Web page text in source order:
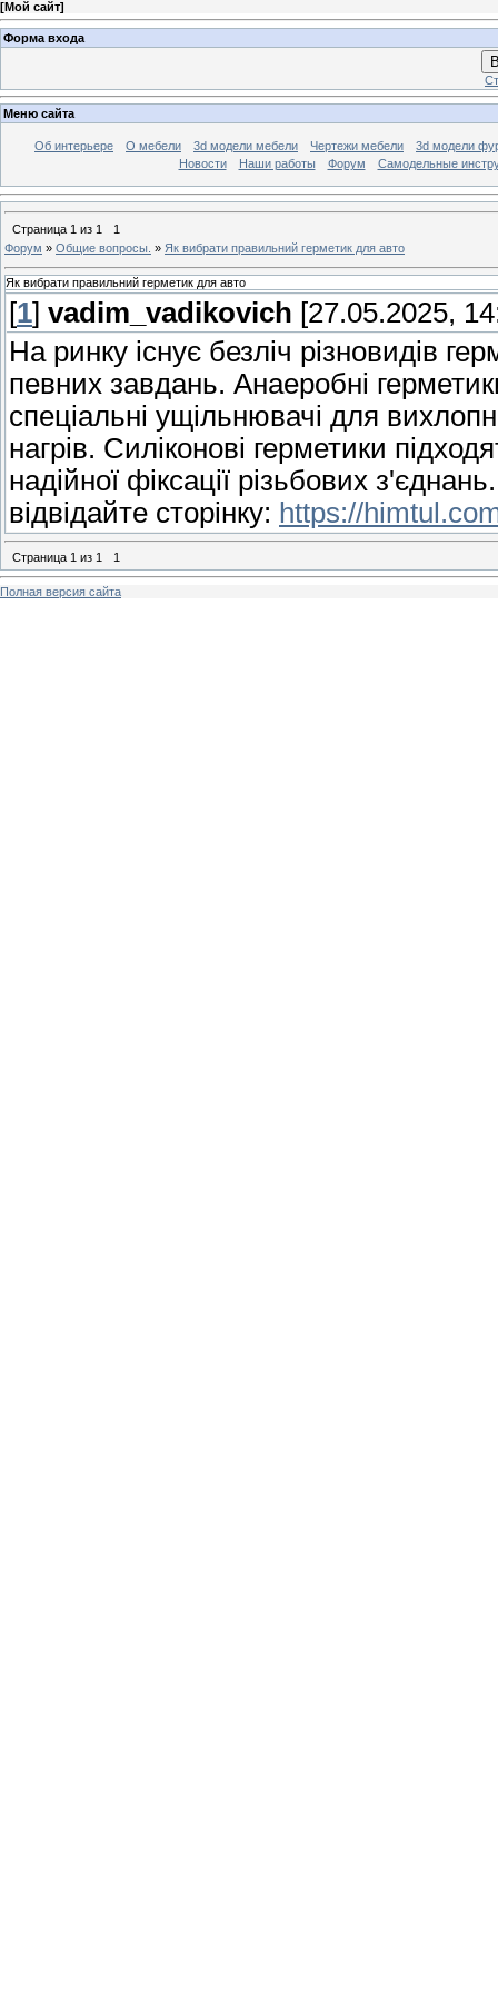
[Мой сайт]
Форма входа
Меню сайта
Об интерьере О мебели 3d модели мебели Чертежи мебели
3d модели
Новости
Наши работы Форум Самодельные
Страница 1 из 1
1
Форум » Общие вопросы. » Як вибрати правильний герметик для авто
Як вибрати правильний герметик для авто
[1] vadim_vadikovich [27.05.2025,
На ринку існує безліч різновидів
певних завдань. Анаеробні
спеціальні ущільнювачі для
нагрів. Силіконові герметики
надійної фіксації різьбових
відвідайте сторінку: https://
Страница 1 из 1 1
Полная версия сайта